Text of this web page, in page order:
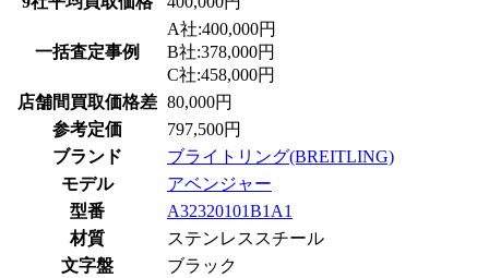
一括査定事例
A社:400,000円
B社:378,000円
C社:458,000円
店舗間買取価格差 80,000円
参考定価
797,500円
ブランド
ブライトリング(BREITLING)
モデル
アベンジャー
型番
A32320101B1A1
材質
ステンレススチール
文字盤
ブラック